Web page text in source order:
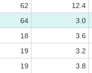
62 12.4
64 3.0
18 3.6
19 3.2
19 3.8